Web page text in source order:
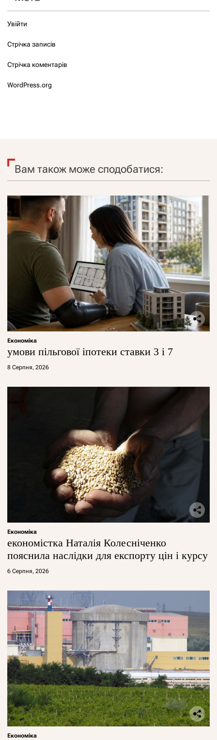
Увійти
Стрічка записів
Стрічка коментарів
WordPress.org
Вам також може сподобатися:
Економіка
умови пільгової іпотеки ставки 3 і 7
8 Серпня, 2026
Економіка
економістка Наталія Колесніченко
пояснила наслідки для експорту цін і курсу
6 Серпня, 2026
Економіка